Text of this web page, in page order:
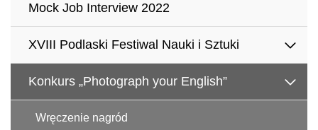
Mock Job Interview 2022
XVIII Podlaski Festiwal Nauki i Sztuki
Konkurs „Photograph your English”
Wręczenie nagród